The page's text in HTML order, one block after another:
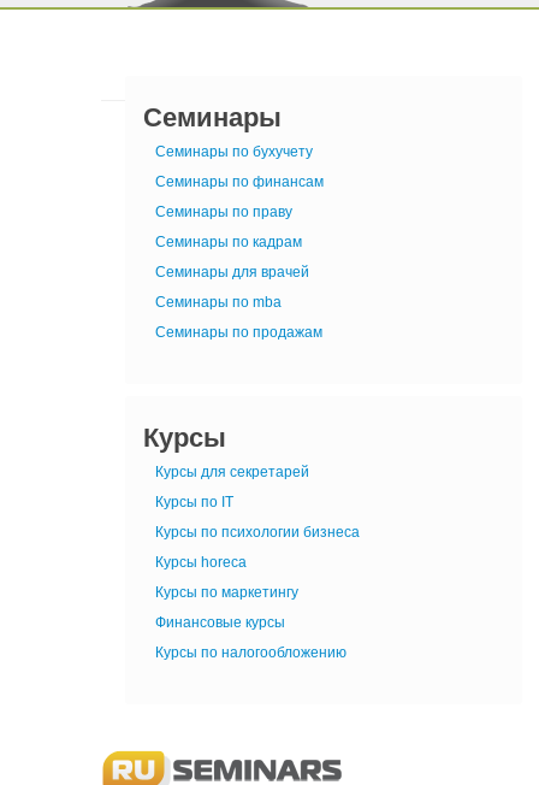
Семинары
Семинары по бухучету
Семинары по финансам
Семинары по праву
Семинары по кадрам
Семинары для врачей
Семинары по mba
Семинары по продажам
Курсы
Курсы для секретарей
Курсы по IT
Курсы по психологии бизнеса
Курсы horeca
Курсы по маркетингу
Финансовые курсы
Курсы по налогообложению